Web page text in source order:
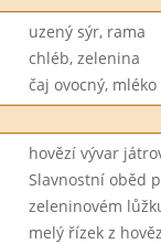
uzený sýr, rama
chléb, zelenina
čaj ovocný, mléko
hovězí vývar
Slavnostní oběd
zeleninovém
melý řízek z